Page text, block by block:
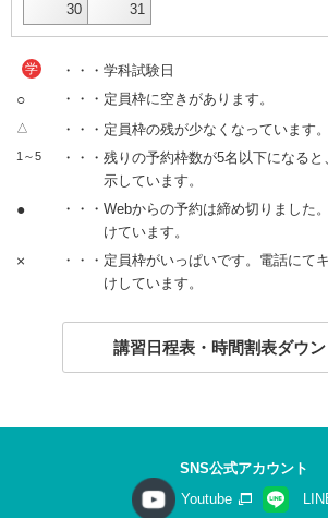
30 31
学 ・・・学科試験日
○ ・・・定員枠に空きがあります。
△ ・・・定員枠の残が少なくなっています。
1～5
・・・残りの予約枠数が5名以下になる
示しています。
●
・・・Webからの予約は締め切りました
けています。
×
・・・定員枠がいっぱいです。電話にて
けしています。
講習日程表・時間割表ダウ
SNS公式アカウント
Youtube